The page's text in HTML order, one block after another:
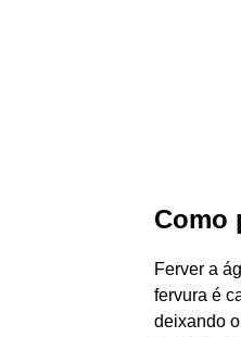
Como
Ferver a
fervura é
deixando